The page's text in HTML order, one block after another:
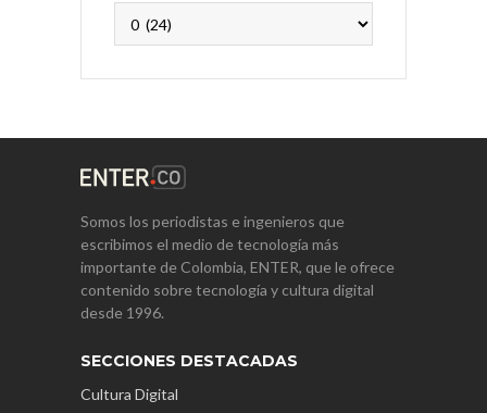
Somos los periodistas e ingenieros que
escribimos el medio de tecnología más
importante de Colombia, ENTER, que le ofrece
contenido sobre tecnología y cultura digital
desde 1996.
SECCIONES DESTACADAS
Cultura Digital